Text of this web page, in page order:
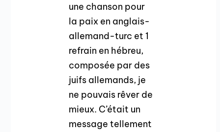
une chanson pour
la paix en anglais-
allemand-turc et 1
refrain en hébreu,
composée par des
juifs allemands, je
ne pouvais rêver de
mieux. C’était un
message tellement